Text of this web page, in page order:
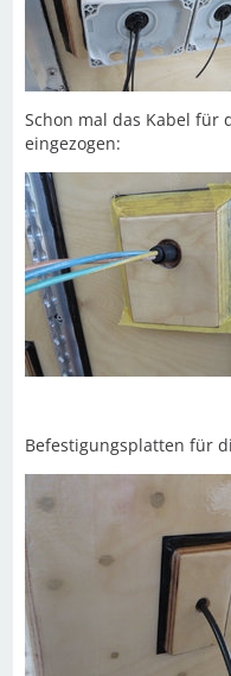
Schon mal das Kabel für
eingezogen:
Befestigungsplatten für